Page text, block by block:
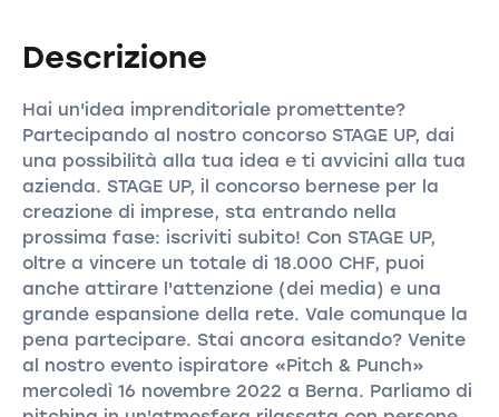
Descrizione
Hai un'idea imprenditoriale promettente?
Partecipando al nostro concorso STAGE UP, dai
una possibilità alla tua idea e ti avvicini alla tua
azienda. STAGE UP, il concorso bernese per la
creazione di imprese, sta entrando nella
prossima fase: iscriviti subito! Con STAGE UP,
oltre a vincere un totale di 18.000 CHF, puoi
anche attirare l'attenzione (dei media) e una
grande espansione della rete. Vale comunque la
pena partecipare. Stai ancora esitando? Venite
al nostro evento ispiratore «Pitch & Punch»
mercoledì 16 novembre 2022 a Berna. Parliamo di